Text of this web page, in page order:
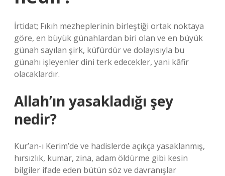
İrtidat; Fıkıh mezheplerinin birleştiği ortak noktaya
göre, en büyük günahlardan biri olan ve en büyük
günah sayılan şirk, küfürdür ve dolayısıyla bu
günahı işleyenler dini terk edecekler, yani kâfir
olacaklardır.
Allah’ın yasakladığı şey
nedir?
Kur’an-ı Kerim’de ve hadislerde açıkça yasaklanmış,
hırsızlık, kumar, zina, adam öldürme gibi kesin
bilgiler ifade eden bütün söz ve davranışlar